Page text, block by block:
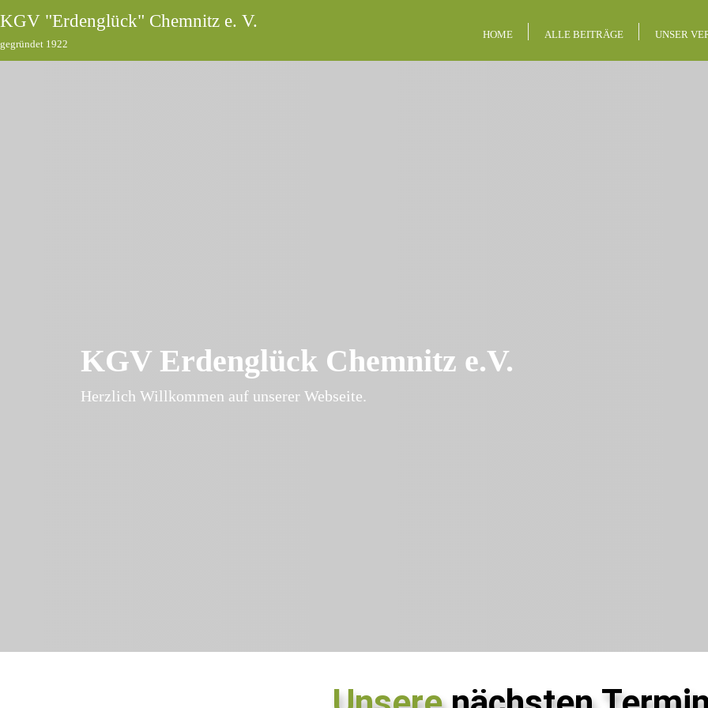
KGV "Erdenglück" Chemnitz e. V.
gegründet 1922
HOME ALLE BEITRÄGE UNSER
KGV Erdenglück Chemnitz e.V.
Herzlich Willkommen auf unserer Webseite.